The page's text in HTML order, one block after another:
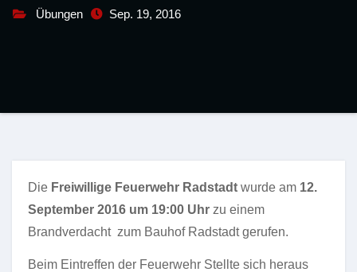
Übungen Sep. 19, 2016
Die Freiwillige Feuerwehr Radstadt wurde am 12.
September 2016 um 19:00 Uhr zu einem
Brandverdacht zum Bauhof Radstadt gerufen.
Beim Eintreffen der Feuerwehr Stellte sich heraus